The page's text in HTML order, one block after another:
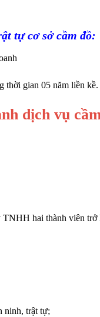
tự cơ sở cầm đồ:
thời gian 05 năm liền kề.
dịch vụ
hai thành viên trở
ninh, trật tự;